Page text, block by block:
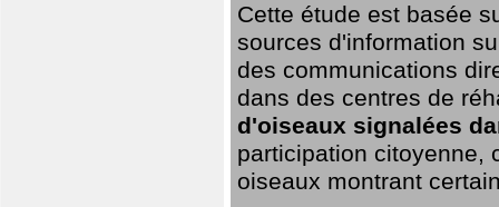
Cette étude est basée
sources d'information
des communications
dans des centres de
d'oiseaux signalées
participation citoyenne,
oiseaux montrant